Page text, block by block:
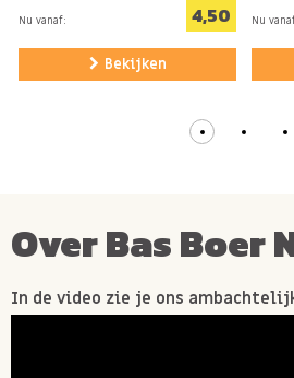
Nu vanaf: 4,50
Bekijken
Nu
Over Bas Boer
In de video zie je ons